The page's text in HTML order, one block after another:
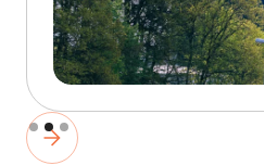
Slide 2 of 3.